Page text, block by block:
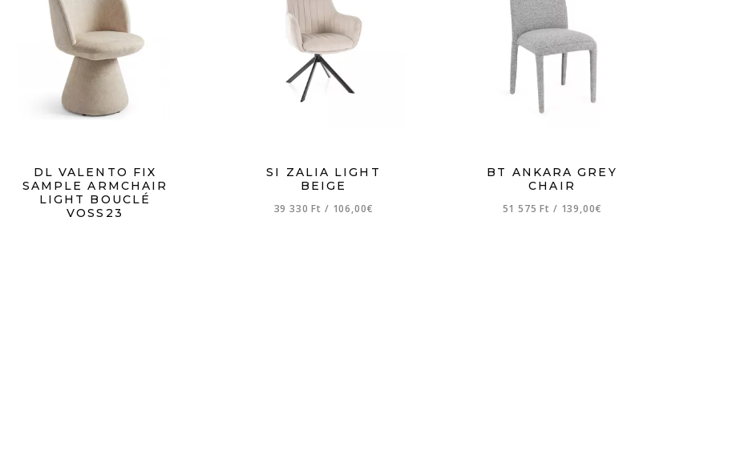
DL VALENTO FIX
SAMPLE ARMCHAIR
LIGHT BOUCLÉ
VOSS23
SI ZALIA LIGHT
BEIGE
39 330 Ft / 106,00€
BT ANKARA GREY
CHAIR
51 575 Ft / 139,00€